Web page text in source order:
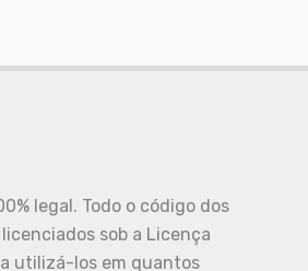
legal. Todo o código dos
sob a Licença
utilizá-los em quantos